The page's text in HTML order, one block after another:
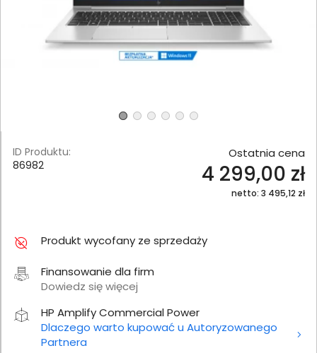
ID Produktu:
86982
Ostatnia cena
4 299,00 zł
netto: 3 495,12 zł
Produkt wycofany ze sprzedaży
Finansowanie dla firm
Dowiedz się więcej
HP Amplify Commercial Power
Dlaczego warto kupować u Autoryzowanego
Partnera